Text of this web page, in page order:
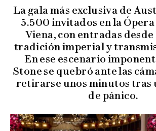
La gala más exclusiva de
5.500 invitados en la
Viena, con entradas desde
tradición imperial y
En ese escenario
Stone se quebró ante las
retirarse unos minutos tras
de pánico.